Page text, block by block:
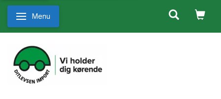
Skifte navigation
Menu